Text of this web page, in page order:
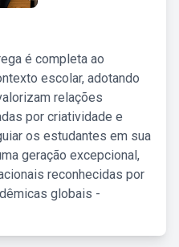
é completa ao
escolar, adotando
relações
por criatividade e
os estudantes em sua
geração excepcional,
reconhecidas por
globais -